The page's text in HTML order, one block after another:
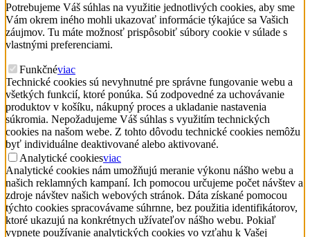
Potrebujeme Váš súhlas na využitie jednotlivých cookies, aby sme
Vám okrem iného mohli ukazovať informácie týkajúce sa Vašich
záujmov. Tu máte možnosť prispôsobiť súbory cookie v súlade s
vlastnými preferenciami.
Funkčnéviac
Technické cookies sú nevyhnutné pre správne fungovanie webu a
všetkých funkcií, ktoré ponúka. Sú zodpovedné za uchovávanie
produktov v košíku, nákupný proces a ukladanie nastavenia
súkromia. Nepožadujeme Váš súhlas s využitím technických
cookies na našom webe. Z tohto dôvodu technické cookies nemôžu
byť individuálne deaktivované alebo aktivované.
Analytické cookiesviac
Analytické cookies nám umožňujú meranie výkonu nášho webu a
našich reklamných kampaní. Ich pomocou určujeme počet návštev a
zdroje návštev našich webových stránok. Dáta získané pomocou
týchto cookies spracovávame súhrnne, bez použitia identifikátorov,
ktoré ukazujú na konkrétnych užívateľov nášho webu. Pokiaľ
vypnete používanie analytických cookies vo vzťahu k Vašej